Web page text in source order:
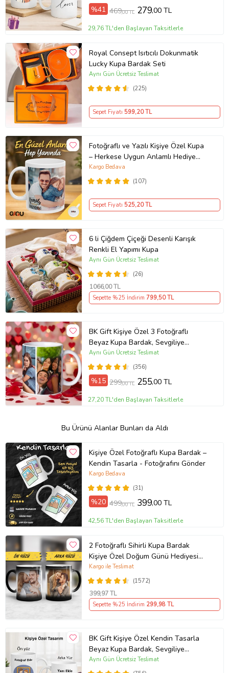
%41 469,00 TL 279,00 TL
29,76 TL'den Başlayan Taksitlerle
Royal Consept Isıtıcılı Dokunmatik
Lucky Kupa Bardak Seti
(225)
Aynı Gün Ücretsiz Teslimat
Sepet Fiyatı 599,20 TL
Fotoğraflı ve Yazılı Kişiye Özel Kupa
– Herkese Uygun Anlamlı Hediye
Porselen Baskılı Kupa (Beyaz)
(107)
Kargo Bedava
Sepet Fiyatı 525,20 TL
6 li Çiğdem Çiçeği Desenli Karışık
Renkli El Yapımı Kupa
(26)
Aynı Gün Ücretsiz Teslimat
1066,00 TL
Sepette %25 İndirim 799,50 TL
BK Gift Kişiye Özel 3 Fotoğraflı
Beyaz Kupa Bardak, Sevgiliye
Hediye, Arkadaşa Hediye
(356)
Aynı Gün Ücretsiz Teslimat
%15 299,00 TL 255,00 TL
27,20 TL'den Başlayan Taksitlerle
Bu Ürünü Alanlar Bunları da Aldı
Kişiye Özel Fotoğraflı Kupa Bardak –
Kendin Tasarla - Fotoğrafını Gönder
(31)
Kargo Bedava
%20 499,00 TL 399,00 TL
42,56 TL'den Başlayan Taksitlerle
2 Fotoğraflı Sihirli Kupa Bardak
Kişiye Özel Doğum Günü Hediyesi
Sevgiliye Hediye Anneye Babaya
Ablaya Abiye Kız Erkek Kardeşe
Arkadaşa Resimli Günü Yıl Dönümü
Hediyesi
(1572)
Kargo ile Teslimat
399,97 TL
Sepette %25 İndirim 299,98 TL
BK Gift Kişiye Özel Kendin Tasarla
Beyaz Kupa Bardak, Sevgiliye
Hediye, Arkadaşa Hediye, Doğum
Günü Hediyesi
Aynı Gün Ücretsiz Teslimat